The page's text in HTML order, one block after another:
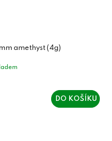
amethyst (4g)
DO KOŠÍKU